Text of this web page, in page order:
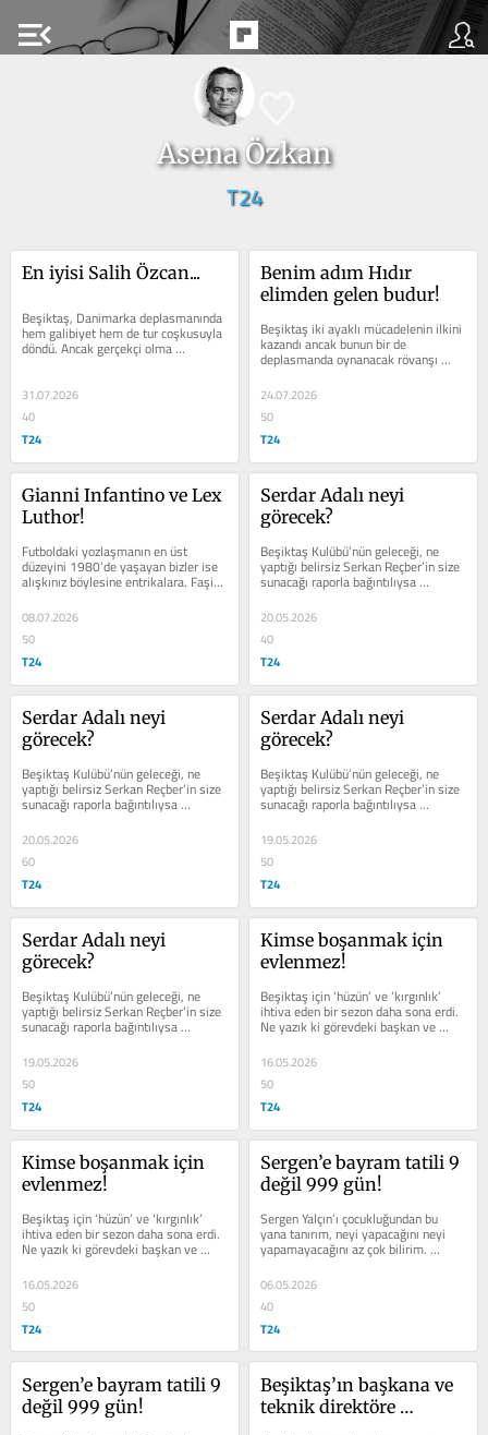
menu_open
Asena Özkan
T24
En iyisi Salih Özcan...
Beşiktaş, Danimarka deplasmanında
hem galibiyet hem de tur coşkusuyla
döndü. Ancak gerçekçi olma
zorunluluğu mevcut, Beşiktaş
31.07.2026
40
T24
Benim adım Hıdır
elimden gelen budur!
Beşiktaş iki ayaklı mücadelenin ilkini
kazandı ancak bunun bir de
deplasmanda oynanacak rövanşı
mevcut, üstüne üstlük o maç 11’e
11...
24.07.2026
50
T24
Gianni Infantino ve Lex
Luthor!
Futboldaki yozlaşmanın en üst
düzeyini 1980’de yaşayan bizler ise
alışkınız böylesine entrikalara. Faşist
12 Eylül darbesinin lideri...
08.07.2026
50
T24
Serdar Adalı neyi
görecek?
Beşiktaş Kulübü’nün geleceği, ne
yaptığı belirsiz Serkan Reçber’in size
sunacağı raporla bağıntılıysa
şimdiden geçmiş olsun Beşiktaş’a!
20.05.2026
40
T24
Serdar Adalı neyi
görecek?
Beşiktaş Kulübü’nün geleceği, ne
yaptığı belirsiz Serkan Reçber’in size
sunacağı raporla bağıntılıysa
şimdiden geçmiş olsun Beşiktaş’a!
20.05.2026
60
T24
Serdar Adalı neyi
görecek?
Beşiktaş Kulübü’nün geleceği, ne
yaptığı belirsiz Serkan Reçber’in size
sunacağı raporla bağıntılıysa
şimdiden geçmiş olsun Beşiktaş’a!
19.05.2026
50
T24
Serdar Adalı neyi
görecek?
Beşiktaş Kulübü’nün geleceği, ne
yaptığı belirsiz Serkan Reçber’in size
sunacağı raporla bağıntılıysa
şimdiden geçmiş olsun Beşiktaş’a!
19.05.2026
50
T24
Kimse boşanmak için
evlenmez!
Beşiktaş için ‘hüzün’ ve ‘kırgınlık’
ihtiva eden bir sezon daha sona erdi.
Ne yazık ki görevdeki başkan ve
yönetimle yarınlara...
16.05.2026
50
T24
Kimse boşanmak için
evlenmez!
Beşiktaş için ‘hüzün’ ve ‘kırgınlık’
ihtiva eden bir sezon daha sona erdi.
Ne yazık ki görevdeki başkan ve
yönetimle yarınlara...
16.05.2026
50
T24
Sergen’e bayram tatili 9
değil 999 gün!
Sergen Yalçın’ı çocukluğundan bu
yana tanırım, neyi yapacağını neyi
yapamayacağını az çok bilirim.
Sergen Yalçın, sadece Beşiktaş...
06.05.2026
40
T24
Sergen’e bayram tatili 9
değil 999 gün!
Beşiktaş’ın başkana ve
teknik direktöre